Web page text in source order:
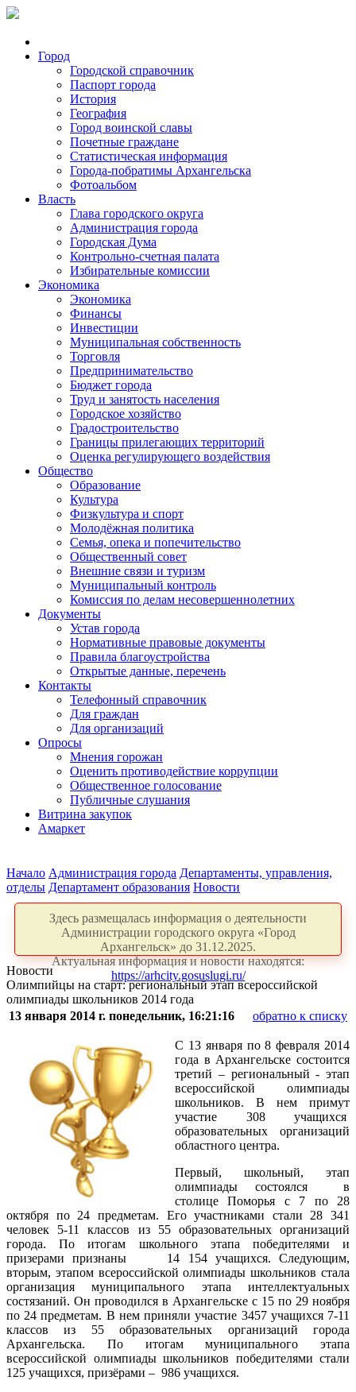
Город
Городской справочник
Паспорт города
История
География
Город воинской славы
Почетные граждане
Статистическая информация
Города-побратимы Архангельска
Фотоальбом
Власть
Глава городского округа
Администрация города
Городская Дума
Контрольно-счетная палата
Избирательные комиссии
Экономика
Экономика
Финансы
Инвестиции
Муниципальная собственность
Торговля
Предпринимательство
Бюджет города
Труд и занятость населения
Городское хозяйство
Градостроительство
Границы прилегающих территорий
Оценка регулирующего воздействия
Общество
Образование
Культура
Физкультура и спорт
Молодёжная политика
Семья, опека и попечительство
Общественный совет
Внешние связи и туризм
Муниципальный контроль
Комиссия по делам несовершеннолетних
Документы
Устав города
Нормативные правовые документы
Правила благоустройства
Открытые данные, перечень
Контакты
Телефонный справочник
Для граждан
Для организаций
Опросы
Мнения горожан
Оценить противодействие коррупции
Общественное голосование
Публичные слушания
Витрина закупок
Амаркет
Начало Администрация города Департаменты, управления,
отделы Департамент образования Новости
Здесь размещалась информация о деятельности
Администрации городского округа «Город
Архангельск» до 31.12.2025.
Актуальная информация и новости находятся:
https://arhcity.gosuslugi.ru/
Новости
Олимпийцы на старт: региональный этап всероссийской
олимпиады школьников 2014 года
13 января 2014 г. понедельник, 16:21:16
обратно к списку
С 13 января по 8 февраля 2014
года в Архангельске состоится
третий – региональный - этап
всероссийской олимпиады
школьников. В нем примут
участие 308 учащихся
образовательных организаций
областного центра.
Первый, школьный, этап
олимпиады состоялся в
столице Поморья с 7 по 28
октября по 24 предметам. Его участниками стали 28 341
человек 5-11 классов из 55 образовательных организаций
города. По итогам школьного этапа победителями и
призерами признаны
14 154 учащихся. Следующим,
вторым, этапом всероссийской олимпиады школьников стала
организация муниципального этапа интеллектуальных
состязаний. Он проводился в Архангельске с 15 по 29 ноября
по 24 предметам. В нем приняли участие 3457учащихся 7-11
классов из 55 образовательных организаций города
Архангельска. По итогам муниципального этапа
всероссийской олимпиады школьников победителями стали
125 учащихся, призёрами – 986 учащихся.